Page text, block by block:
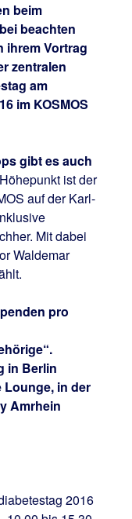
beim
beachten
ihrem Vortrag
zentralen
am
im KOSMOS
gibt es auch
Höhepunkt ist der
auf der Karl-
Mit dabei
Waldemar
pro
in Berlin
Lounge, in der
Amrhein
2016